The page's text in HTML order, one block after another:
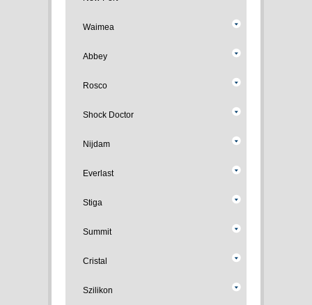
Waimea
Abbey
Rosco
Shock Doctor
Nijdam
Everlast
Stiga
Summit
Cristal
Szilikon